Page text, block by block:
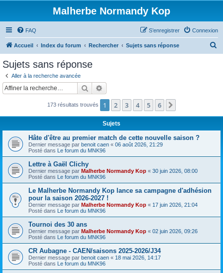
Malherbe Normandy Kop
FAQ Connexion
S’enregistrer
Accueil Index du forum Rechercher Sujets sans réponse
c
Sujets sans réponse
Aller à la recherche avancée
Rechercher
173 résultats trouvés 1 2 3 4 5 6
Sujets
Hâte d'être au premier match de cette nouvelle saison ?
Dernier message par benoit caen « 06 août 2026, 21:29
Posté dans Le forum du MNK96
Lettre à Gaël Clichy
Dernier message par Malherbe Normandy Kop « 30 juin 2026, 08:00
Posté dans Le forum du MNK96
Le Malherbe Normandy Kop lance sa campagne d'adhésion
pour la saison 2026-2027 !
Dernier message par Malherbe Normandy Kop « 17 juin 2026, 21:04
Posté dans Le forum du MNK96
Tournoi des 30 ans
Dernier message par Malherbe Normandy Kop « 02 juin 2026, 09:26
Posté dans Le forum du MNK96
CR Aubagne - CAEN/saisons 2025-2026/J34
Dernier message par benoit caen « 18 mai 2026, 14:17
Posté dans Le forum du MNK96